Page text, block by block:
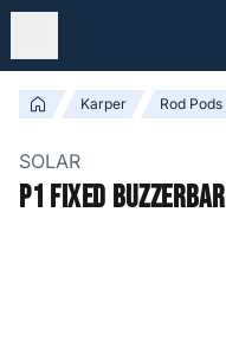
Karper
SOLAR
P1 Fixed Buzzerbar